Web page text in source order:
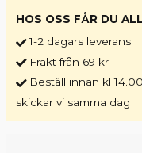
HOS OSS FÅR DU
1-2 dagars leverans
Frakt från 69 kr
Beställ innan kl
skickar vi samma dag